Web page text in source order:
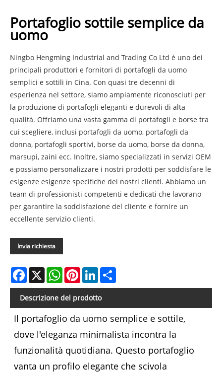
Portafoglio sottile semplice da
uomo
Ningbo Hengming Industrial and Trading Co Ltd è uno dei
principali produttori e fornitori di portafogli da uomo
semplici e sottili in Cina. Con quasi tre decenni di
esperienza nel settore, siamo ampiamente riconosciuti per
la produzione di portafogli eleganti e durevoli di alta
qualità. Offriamo una vasta gamma di portafogli e borse tra
cui scegliere, inclusi portafogli da uomo, portafogli da
donna, portafogli sportivi, borse da uomo, borse da donna,
marsupi, zaini ecc. Inoltre, siamo specializzati in servizi OEM
e possiamo personalizzare i nostri prodotti per soddisfare le
esigenze esigenze specifiche dei nostri clienti. Abbiamo un
team di professionisti competenti e dedicati che lavorano
per garantire la soddisfazione del cliente e fornire un
eccellente servizio clienti.
Invia richiesta
Facebook
X WhatsAppPinterestLinkedIn
Descrizione del prodotto
Il portafoglio da uomo semplice e sottile,
dove l'eleganza minimalista incontra la
funzionalità quotidiana. Questo portafoglio
vanta un profilo elegante che scivola